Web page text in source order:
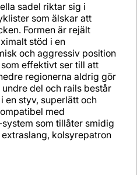
sadel riktar sig i
som älskar att
Formen är rejält
stöd i en
och aggressiv position
effektivt ser till att
regionerna aldrig gör
del och rails består
en styv, superlätt och
med
som tillåter smidig
kolsyrepatron